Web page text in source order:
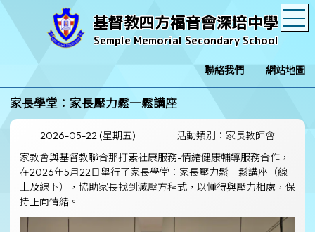
基督教四方福音會深培中學
Semple Memorial Secondary School
聯絡我們 網站地圖
家長學堂：家長壓力鬆一鬆講座
2026-05-22 (星期五)
活動類別：家長教師會
家教會與基督教聯合那打素社康服務-情緒健康輔導服務合作，
在2026年5月22日舉行了家長學堂：家長壓力鬆一鬆講座（線
上及線下），協助家長找到減壓方程式，以懂得與壓力相處，保
持正向情緒。